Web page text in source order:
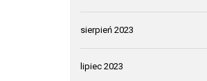
sierpień 2023
lipiec 2023